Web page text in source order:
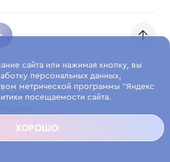
®
сайта или нажимая кнопку, вы
персональных данных,
метрической программы "Яндекс
посещаемости сайта.
ХОРОШО